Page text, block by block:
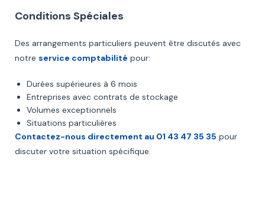
Conditions Spéciales
Des arrangements particuliers peuvent être discutés avec
notre service comptabilité pour:
Durées supérieures à 6 mois
Entreprises avec contrats de stockage
Volumes exceptionnels
Situations particulières
Contactez-nous directement au 01 43 47 35 35 pour
discuter votre situation spécifique.